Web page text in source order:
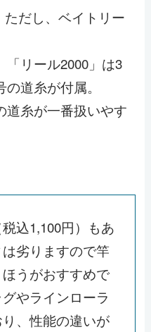
ただし、ベイトリー
「リール2000」は3
道糸が付属。
道糸が一番扱いやす
込1,100円）もあ
劣りますので竿
うがおすすめで
やラインローラ
、性能の違いが